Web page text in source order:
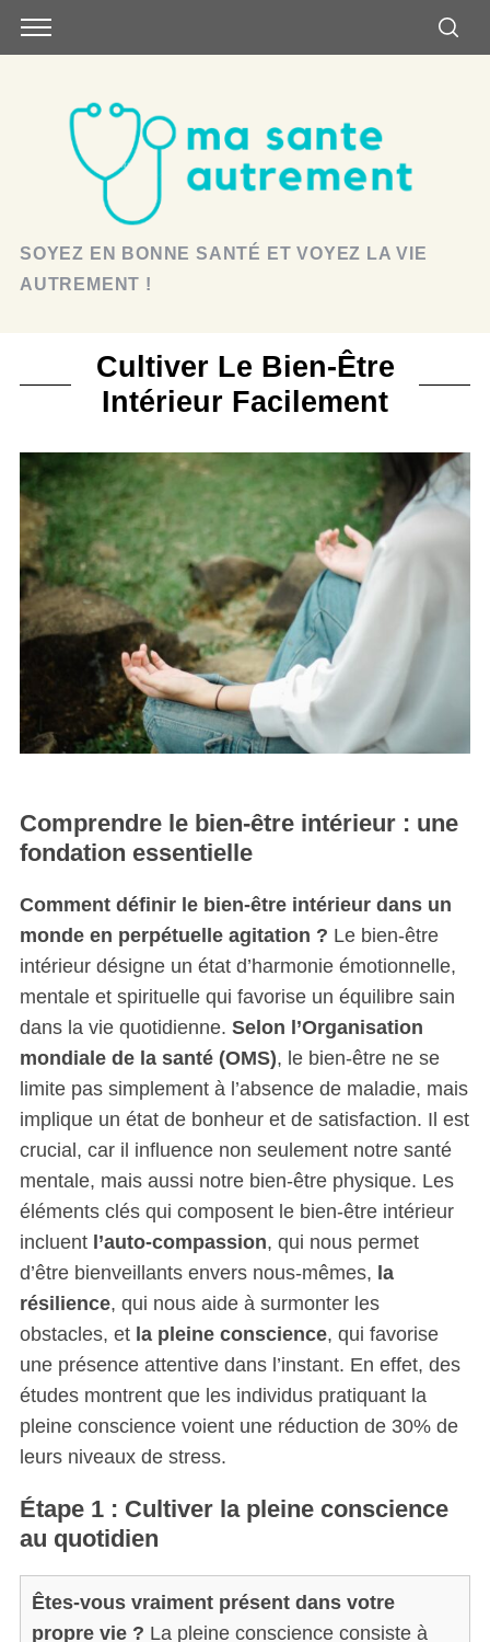
SOYEZ EN BONNE SANTÉ ET VOYEZ LA VIE
AUTREMENT !
Cultiver Le Bien-Être
Intérieur Facilement
Comprendre le bien-être intérieur : une
fondation essentielle
Comment définir le bien-être intérieur dans un
monde en perpétuelle agitation ? Le bien-être
intérieur désigne un état d’harmonie émotionnelle,
mentale et spirituelle qui favorise un équilibre sain
dans la vie quotidienne. Selon l’Organisation
mondiale de la santé (OMS), le bien-être ne se
limite pas simplement à l’absence de maladie, mais
implique un état de bonheur et de satisfaction. Il est
crucial, car il influence non seulement notre santé
mentale, mais aussi notre bien-être physique. Les
éléments clés qui composent le bien-être intérieur
incluent l’auto-compassion, qui nous permet
d’être bienveillants envers nous-mêmes, la
résilience, qui nous aide à surmonter les
obstacles, et la pleine conscience, qui favorise
une présence attentive dans l’instant. En effet, des
études montrent que les individus pratiquant la
pleine conscience voient une réduction de 30% de
leurs niveaux de stress.
Étape 1 : Cultiver la pleine conscience
au quotidien
Êtes-vous vraiment présent dans votre
propre vie ? La pleine conscience consiste à